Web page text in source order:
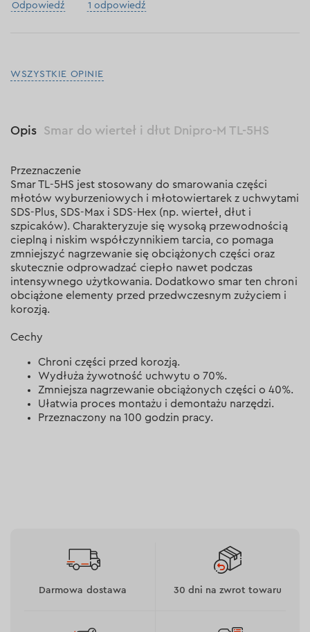
Odpowiedź 1 odpowiedź
WSZYSTKIE OPINIE
Opis Smar do wierteł i dłut Dnipro-M TL-5HS
Przeznaczenie
Smar TL-5HS jest stosowany do smarowania części
młotów wyburzeniowych i młotowiertarek z uchwytami
SDS-Plus, SDS-Max i SDS-Hex (np. wierteł, dłut i
szpicaków). Charakteryzuje się wysoką przewodnością
cieplną i niskim współczynnikiem tarcia, co pomaga
zmniejszyć nagrzewanie się obciążonych części oraz
skutecznie odprowadzać ciepło nawet podczas
intensywnego użytkowania. Dodatkowo smar ten chroni
obciążone elementy przed przedwczesnym zużyciem i
korozją.
Cechy
Chroni części przed korozją.
Wydłuża żywotność uchwytu o 70%.
Zmniejsza nagrzewanie obciążonych części o 40%.
Ułatwia proces montażu i demontażu narzędzi.
Przeznaczony na 100 godzin pracy.
Darmowa dostawa 30 dni na zwrot towaru